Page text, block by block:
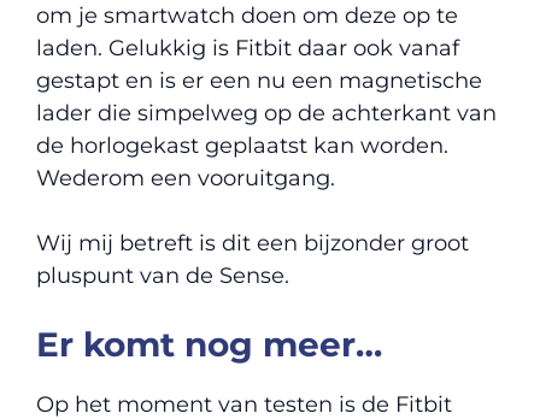
om je smartwatch doen om deze op te
laden. Gelukkig is Fitbit daar ook vanaf
gestapt en is er een nu een magnetische
lader die simpelweg op de achterkant van
de horlogekast geplaatst kan worden.
Wederom een vooruitgang.
Wij mij betreft is dit een bijzonder groot
pluspunt van de Sense.
Er komt nog meer…
Op het moment van testen is de Fitbit